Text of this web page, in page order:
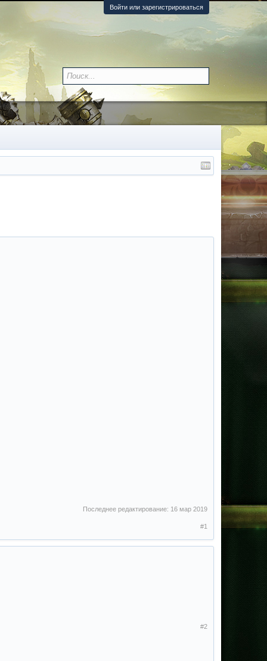
Войти или зарегистрироваться
Последнее редактирование: 16 мар 2019
#1
#2